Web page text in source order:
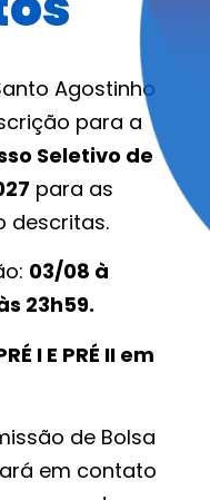
Agostinho
para a
Seletivo de
para as
descritas.
03/08 à
23h59.
I E PRÉ II em
de Bolsa
em contato